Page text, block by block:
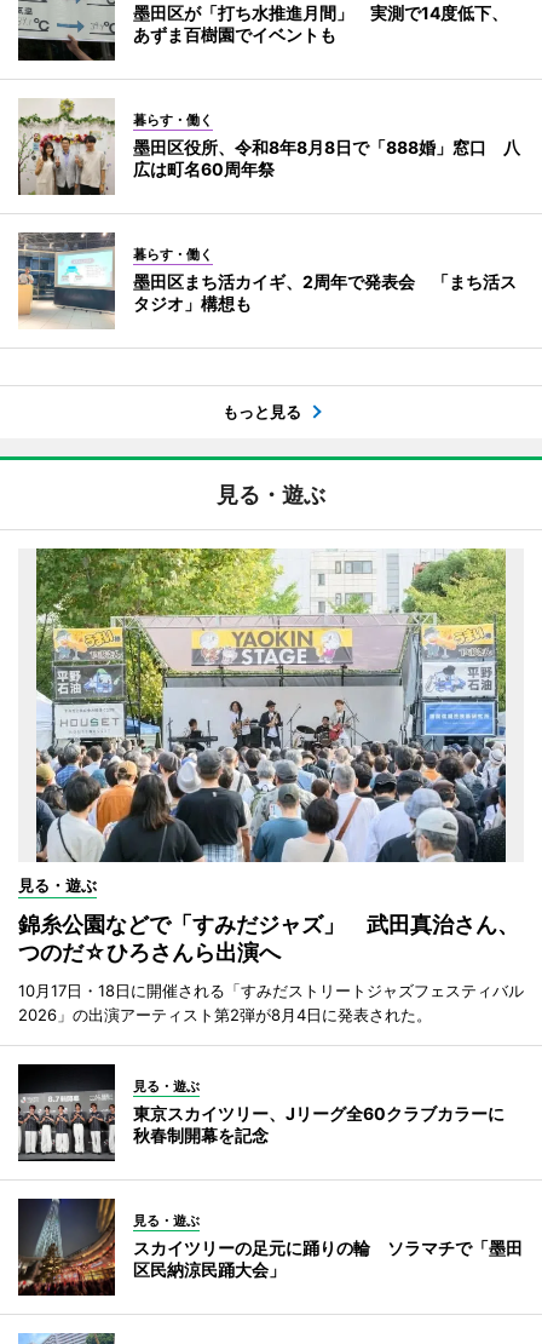
墨田区が「打ち水推進月間」 実測で14度低下、
あずま百樹園でイベントも
暮らす・働く
墨田区役所、令和8年8月8日で「888婚」窓口 八
広は町名60周年祭
暮らす・働く
墨田区まち活カイギ、2周年で発表会 「まち活ス
タジオ」構想も
もっと見る
見る・遊ぶ
見る・遊ぶ
錦糸公園などで「すみだジャズ」 武田真治さん、
つのだ☆ひろさんら出演へ
10月17日・18日に開催される「すみだストリートジャズフェスティバル
2026」の出演アーティスト第2弾が8月4日に発表された。
見る・遊ぶ
東京スカイツリー、Jリーグ全60クラブカラーに
秋春制開幕を記念
見る・遊ぶ
スカイツリーの足元に踊りの輪 ソラマチで「墨田
区民納涼民踊大会」